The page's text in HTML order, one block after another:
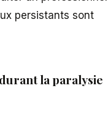
persistants sont
la paralysie